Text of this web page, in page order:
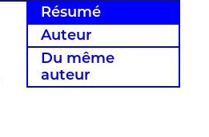
Résumé
Auteur
Du même
auteur